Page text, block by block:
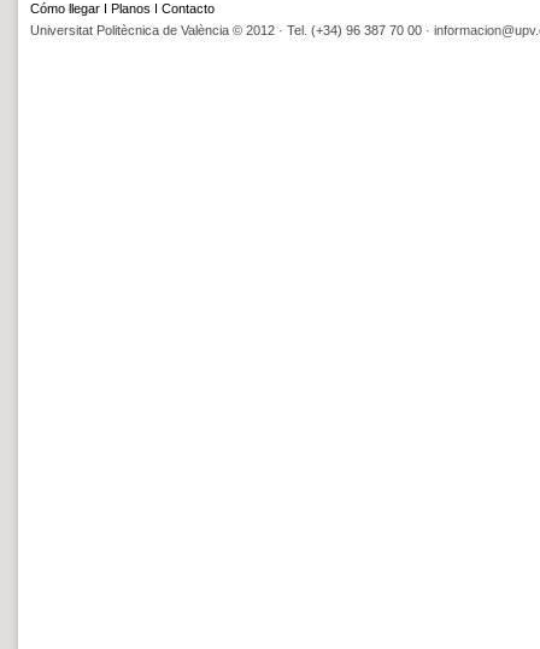
Cómo llegar Planos
Contacto
Universitat Politècnica de València © 2012 · Tel. (+34) 96 387 70 00 ·